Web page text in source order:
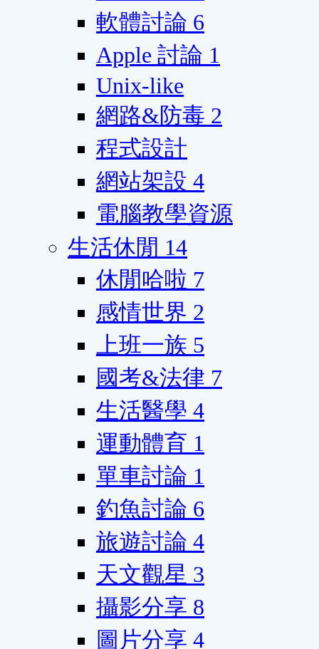
軟體討論 6
Apple 討論 1
Unix-like
網路&防毒 2
程式設計
網站架設 4
電腦教學資源
生活休閒 14
休閒哈啦 7
感情世界 2
上班一族 5
國考&法律 7
生活醫學 4
運動體育 1
單車討論 1
釣魚討論 6
旅遊討論 4
天文觀星 3
攝影分享 8
圖片分享 4